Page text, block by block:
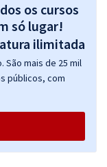
os cursos
só lugar!
mais de 25 mil
públicos, com